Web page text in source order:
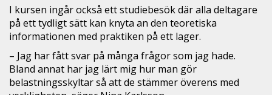
I kursen ingår också ett studiebesök där alla deltagare
på ett tydligt sätt kan knyta an den teoretiska
informationen med praktiken på ett lager.
– Jag har fått svar på många frågor som jag hade.
Bland annat har jag lärt mig hur man gör
belastningsskyltar så att de stämmer överens med